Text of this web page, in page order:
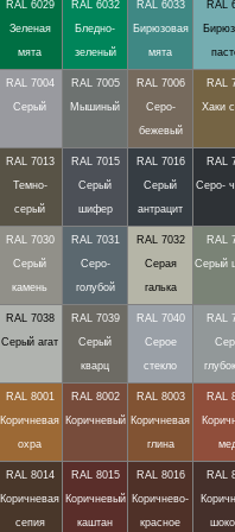
RAL 6029
Зеленая
мята
RAL 6032
Бледно-
зеленый
RAL 6033
Бирюзовая
мята
RAL
RAL 7004
Серый
RAL 7005
Мышиный
RAL 7006
Серо-
бежевый
RAL
Хаки
RAL 7013
Темно-
серый
RAL 7015
Серый
шифер
RAL 7016
Серый
антрацит
RAL
Серо-
RAL 7030
Серый
камень
RAL 7031
Серо-
голубой
RAL 7032
Серая
галька
RAL
Серый
RAL 7038
Серый агат
RAL 7039
Серый
кварц
RAL 7040
Серое
стекло
RAL
RAL 8001
Коричневая
охра
RAL 8002
Коричневый
RAL 8003
Коричневая
глина
RAL
RAL 8014
Коричневая
сепия
RAL 8015
Коричневый
каштан
RAL 8016
Коричнево-
красное
RAL